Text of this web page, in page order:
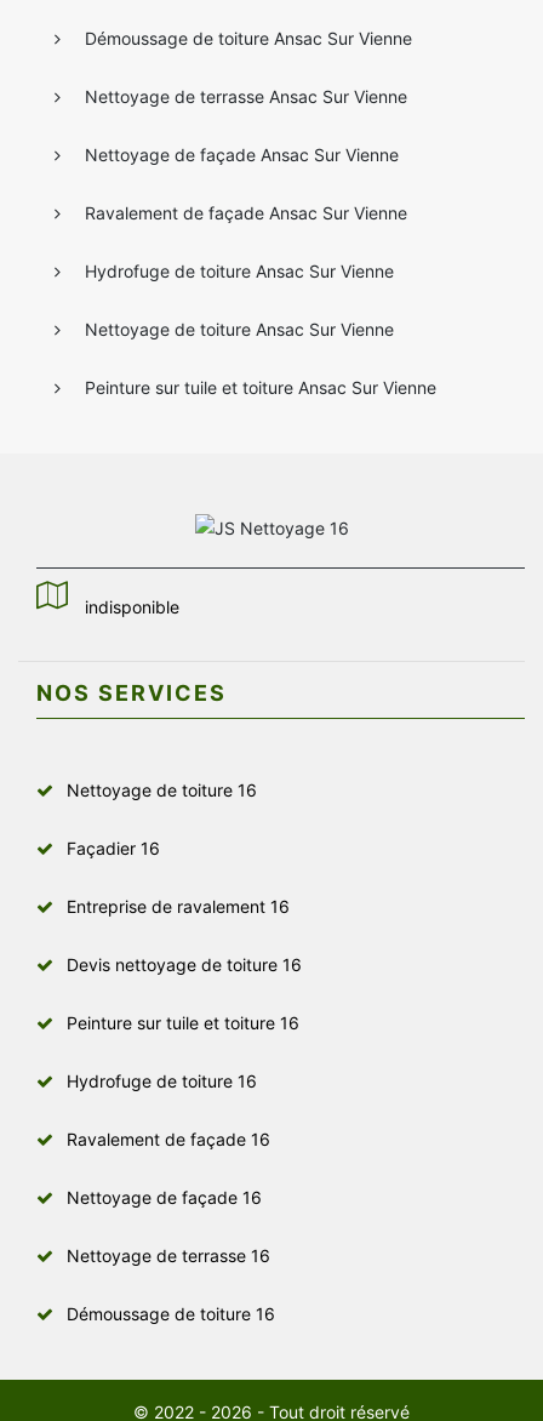
Démoussage de toiture Ansac Sur Vienne
Nettoyage de terrasse Ansac Sur Vienne
Nettoyage de façade Ansac Sur Vienne
Ravalement de façade Ansac Sur Vienne
Hydrofuge de toiture Ansac Sur Vienne
Nettoyage de toiture Ansac Sur Vienne
Peinture sur tuile et toiture Ansac Sur Vienne
indisponible
NOS SERVICES
Nettoyage de toiture 16
Façadier 16
Entreprise de ravalement 16
Devis nettoyage de toiture 16
Peinture sur tuile et toiture 16
Hydrofuge de toiture 16
Ravalement de façade 16
Nettoyage de façade 16
Nettoyage de terrasse 16
Démoussage de toiture 16
© 2022 - 2026 - Tout droit réservé